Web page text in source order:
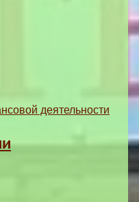
деятельности